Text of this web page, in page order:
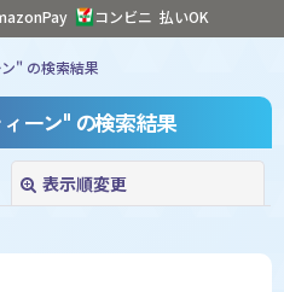
コンビニ 払いOK
" の検索結果
ーン"の検索結果
表示順変更